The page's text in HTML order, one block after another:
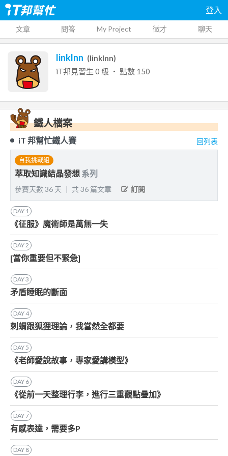
登入
文章 問答 My Project 徵才 聊天
linklnn (linklnn)
iT邦見習生 0 級 ‧ 點數 150
鐵人檔案
iT 邦幫忙鐵人賽 回列表
自我挑戰組
萃取知識結晶發想 系列
參賽天數36 天 共36 篇文章 訂閱
DAY 1
《征服》魔術師是萬無一失
DAY2
[當你重要但不緊急]
DAY3
矛盾睡眠的斷面
DAY4
刺蝟跟狐狸理論，我當然全都要
DAY5
《老師愛說故事，專家愛講模型》
DAY 6
《從前一天整理行李，進行三重觀點疊加》
DAY7
有感表達，需要多P
DAY 8